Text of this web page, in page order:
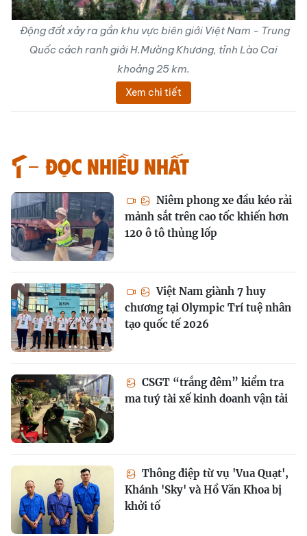
Động đất xảy ra gần khu vực biên giới Việt Nam - Trung
Quốc cách ranh giới H.Mường Khương, tỉnh Lào Cai
khoảng 25 km.
Xem chi tiết
Đọc nhiều nhất
Niêm phong xe đầu kéo rải
mảnh sắt trên cao tốc khiến hơn
120 ô tô thủng lốp
Việt Nam giành 7 huy
chương tại Olympic Trí tuệ nhân
tạo quốc tế 2026
CSGT “trắng đêm” kiểm tra
ma tuý tài xế kinh doanh vận tải
Thông điệp từ vụ 'Vua Quạt',
Khánh 'Sky' và Hồ Văn Khoa bị
khởi tố